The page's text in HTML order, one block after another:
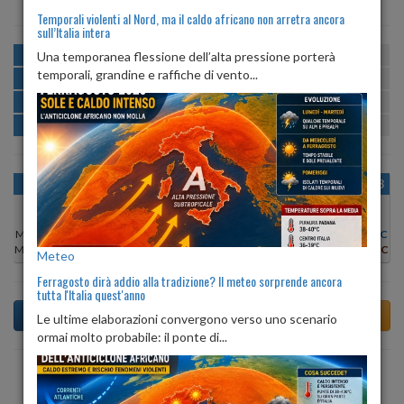
MATTINA min:17º max:25º U:
POMERIGGIO min:25º max:26º
SERA min:21º max:27º U:76% 84%
NOTTE min: 18º max:21º U:85%
OGGI
Min:
24°C
Max:24°C
SAB 08
Min:
Max:24°C
DOM 09
Min:24°C
Max:25°C
LUN 10
Min:
26°C
Max:27°C
MAR 11
Max:28°C
MER 12
Min:25°C
Max:26°C
GIO 13
25°C
Max:28°C
Previsioni del Tempo a Agra tra 5 giorni
Temporali violenti al Nord, ma il caldo africano non arretra ancora
sull’Italia intera
Una temporanea flessione dell’alta pressione porterà
temporali, grandine e raffiche di vento...
Meteo
Ferragosto dirà addio alla tradizione? Il meteo sorprende ancora
tutta l'Italia quest'anno
Le ultime elaborazioni convergono verso uno scenario
ormai molto probabile: il ponte di...